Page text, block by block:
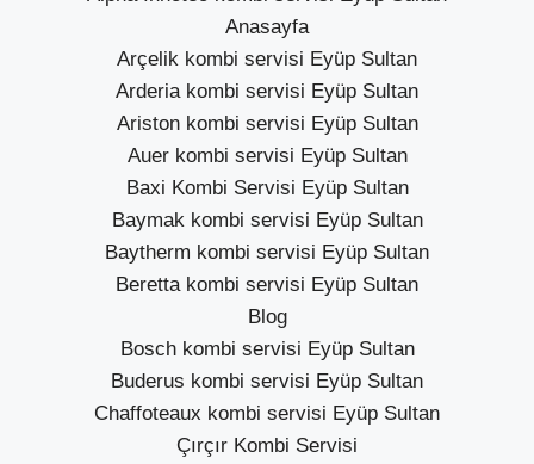
Anasayfa
Arçelik kombi servisi Eyüp Sultan
Arderia kombi servisi Eyüp Sultan
Ariston kombi servisi Eyüp Sultan
Auer kombi servisi Eyüp Sultan
Baxi Kombi Servisi Eyüp Sultan
Baymak kombi servisi Eyüp Sultan
Baytherm kombi servisi Eyüp Sultan
Beretta kombi servisi Eyüp Sultan
Blog
Bosch kombi servisi Eyüp Sultan
Buderus kombi servisi Eyüp Sultan
Chaffoteaux kombi servisi Eyüp Sultan
Çırçır Kombi Servisi